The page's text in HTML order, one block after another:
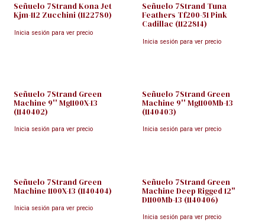
Señuelo 7Strand Kona Jet
Kjm-112 Zucchini (1122780)
Inicia sesión para ver precio
Señuelo 7Strand Tuna
Feathers Tf200-51 Pink
Cadillac (1122814)
Inicia sesión para ver precio
Señuelo 7Strand Green
Machine 9'' Mg1100X-13
(1140402)
Inicia sesión para ver precio
Señuelo 7Strand Green
Machine 9'' Mg1100Mb-13
(1140403)
Inicia sesión para ver precio
Señuelo 7Strand Green
Machine 1100X-13 (1140404)
Inicia sesión para ver precio
Señuelo 7Strand Green
Machine Deep Rigged 12"
D1100Mb-13 (1140406)
Inicia sesión para ver precio